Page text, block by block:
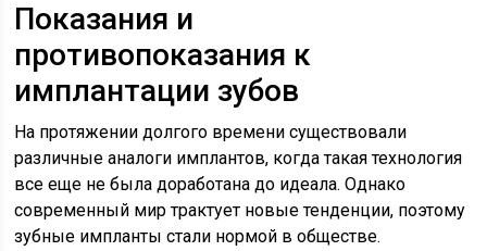
Показания и
противопоказания к
имплантации зубов
На протяжении долгого времени существовали
различные аналоги имплантов, когда такая технология
все еще не была доработана до идеала. Однако
современный мир трактует новые тенденции, поэтому
зубные импланты стали нормой в обществе.